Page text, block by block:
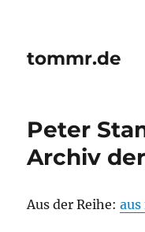
tommr.de
Peter
Archiv
Aus der Reihe: